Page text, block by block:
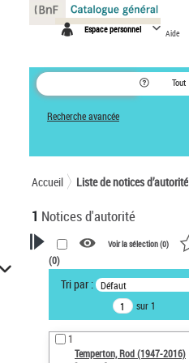
Espace personnel Aide
Tout
Recherche avancée
Accueil Liste de notices d’autorité
1 Notices d'autorité
VOTRE RECHERCHE
Recherche avancée dans les
notices d’autorité
Œuvres liées à l'auteur :
Temperton, Rod (1947-2016)
Voir la sélection (0)
(0)
Tri par : Défaut
sur 1
1
Temperton, Rod (1947-2016)
Panneau de gestion des cookies